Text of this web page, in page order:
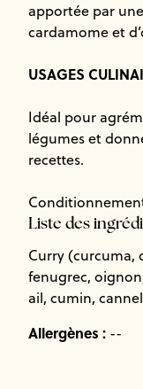
apportée par
cardamome et
USAGES
Idéal pour
légumes et
recettes.
Liste des
Curry (curcuma,
fenugrec,
ail, cumin,
Allergènes : --